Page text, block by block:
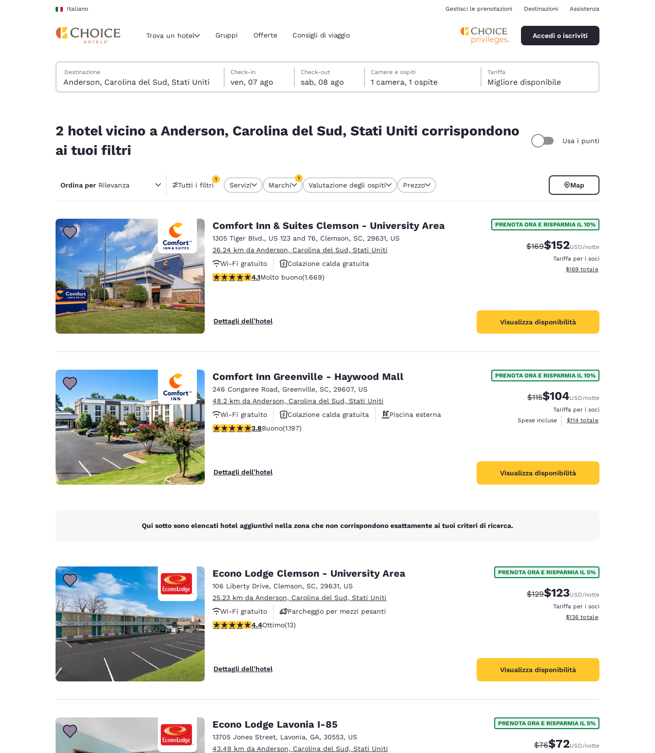
Vai A Contenuto Principale
Italiano
Regione e posizione attuali
Americhe
América Latina Latin America Canada
Canada
Español English
Europa
Deutschland
Deutsch
Germany
English
Spain
English
Ireland
Asia-Pacifico
Australia India
English English
Gestisci le prenotazioni Destinazioni Assistenza
Trova un hotel Gruppi Offerte Consigli di viaggio Accedi o iscriviti
Cerca hotel
Destinazione
venerdì 7 agosto
Check-in
ven, 07 ago
sabato 8 agosto
Check-out
sab, 08 ago
sabato 8 agosto data di check-out selezionata
venerdì 7 agosto data di check-in selezionata
Camere e ospiti
1 camera, 1 ospite
Tariffa
Migliore disponibile
2 hotel vicino a Anderson, Carolina del Sud, Stati Uniti corrispondono
ai tuoi filtri
Usa i punti
Ordina per Rilevanza Tutti i filtri
1
1 filtro attualmente selezionato
Servizi Marchi
1
Valutazione degli ospiti Prezzo Map
Comfort Inn & Suites Clemson - University Area
1305 Tiger Blvd., US 123 and 76, Clemson, SC, 29631, US
26.24 km da Anderson, Carolina del Sud, Stati Uniti
Wi-Fi gratuito
Colazione calda gratuita
Animali ammessi
Valutazione di 4.12 stelle. Molto buono. 1669 recensioni
4.1Molto buono(1.669)
Dettagli dell’hotel
PRENOTA ORA E RISPARMIA IL 10%
Tariffa di barratura:
$169Tariffa scontata:
$152USD/notte
Tariffa per i soci
Visualizza i dettagli totali
$169 totale
Visualizza disponibilità
Comfort Inn Greenville - Haywood Mall
246 Congaree Road, Greenville, SC, 29607, US
48.2 km da Anderson, Carolina del Sud, Stati Uniti
Wi-Fi gratuito
Colazione calda gratuita
Piscina esterna
Valutazione di 3.83 stelle. Buono. 1197 recensioni
3.8Buono(1.197)
Dettagli dell’hotel
PRENOTA ORA E RISPARMIA IL 10%
Tariffa di barratura:
$115Tariffa scontata:
$104USD/notte
Tariffa per i soci
Spese incluse
Visualizza i dettagli totali
$114 totale
Visualizza disponibilità
Qui sotto sono elencati hotel aggiuntivi nella zona che non corrispondono esattamente ai tuoi criteri di ricerca.
Econo Lodge Clemson - University Area
106 Liberty Drive, Clemson, SC, 29631, US
25.23 km da Anderson, Carolina del Sud, Stati Uniti
Wi-Fi gratuito
Parcheggio per mezzi pesanti
Valutazione di 4.38 stelle. Ottimo. 13 recensioni
4.4Ottimo(13)
Dettagli dell’hotel
PRENOTA ORA E RISPARMIA IL 5%
Tariffa di barratura:
$129Tariffa scontata:
$123USD/notte
Tariffa per i soci
Visualizza i dettagli totali
$136 totale
Visualizza disponibilità
Econo Lodge Lavonia I-85
13705 Jones Street, Lavonia, GA, 30553, US
43.49 km da Anderson, Carolina del Sud, Stati Uniti
PRENOTA ORA E RISPARMIA IL 5%
Tariffa di barratura:
$76Tariffa scontata:
$72USD/notte